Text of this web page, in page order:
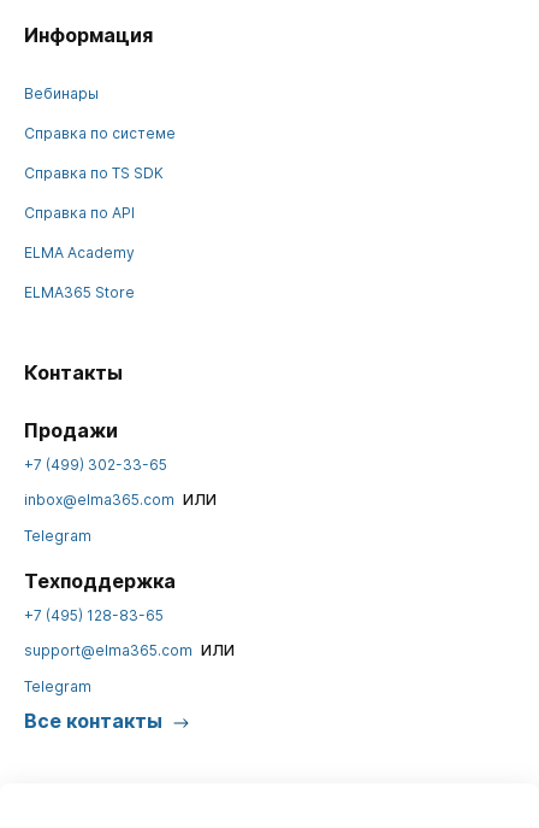
Информация
Вебинары
Справка по системе
Справка по TS SDK
Справка по API
ELMA Academy
ELMA365 Store
Контакты
Продажи
+7 (499) 302-33-65
inbox@elma365.com или
Telegram
Техподдержка
+7 (495) 128-83-65
support@elma365.com или
Telegram
Все контакты